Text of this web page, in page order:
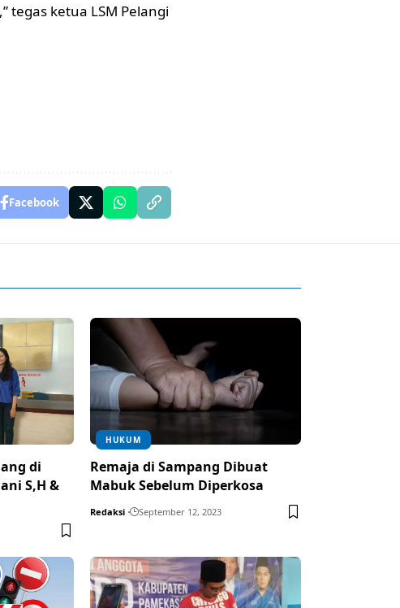
tegas ketua LSM Pelangi
Facebook
di
S,H &
HUKUM
Remaja di Sampang Dibuat
Mabuk Sebelum Diperkosa
Redaksi September 12, 2023